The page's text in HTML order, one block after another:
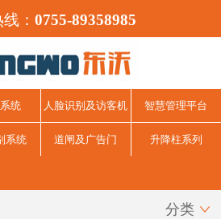
： 0755-89358985
统 人脸识别及访客机 智慧管理平台
系统 道闸及广告门 升降柱系列
分类 